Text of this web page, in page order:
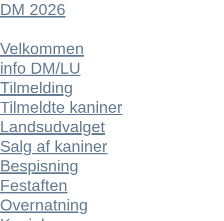
DM 2026
Velkommen
info DM/LU
Tilmelding
Tilmeldte kaniner
Landsudvalget
Salg af kaniner
Bespisning
Festaften
Overnatning